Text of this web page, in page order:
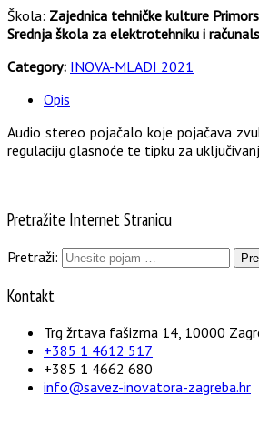
Škola: Zajednica tehničke kulture
Srednja škola za elektrotehniku i
Category: INOVA-MLADI 2021
Opis
Audio stereo pojačalo koje pojačava
regulaciju glasnoće te tipku za
Pretražite Internet Stranicu
Pretraži:
Kontakt
Trg žrtava fašizma 14, 10000
+385 1 4612 517
+385 1 4662 680
info@savez-inovatora-zagreba.hr